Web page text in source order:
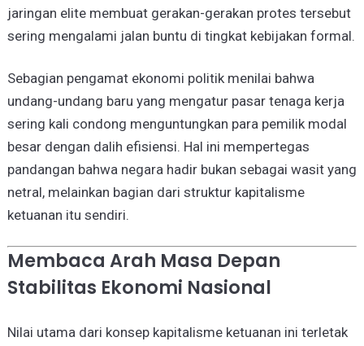
jaringan elite membuat gerakan-gerakan protes tersebut
sering mengalami jalan buntu di tingkat kebijakan formal.
Sebagian pengamat ekonomi politik menilai bahwa
undang-undang baru yang mengatur pasar tenaga kerja
sering kali condong menguntungkan para pemilik modal
besar dengan dalih efisiensi. Hal ini mempertegas
pandangan bahwa negara hadir bukan sebagai wasit yang
netral, melainkan bagian dari struktur kapitalisme
ketuanan itu sendiri.
Membaca Arah Masa Depan
Stabilitas Ekonomi Nasional
Nilai utama dari konsep kapitalisme ketuanan ini terletak